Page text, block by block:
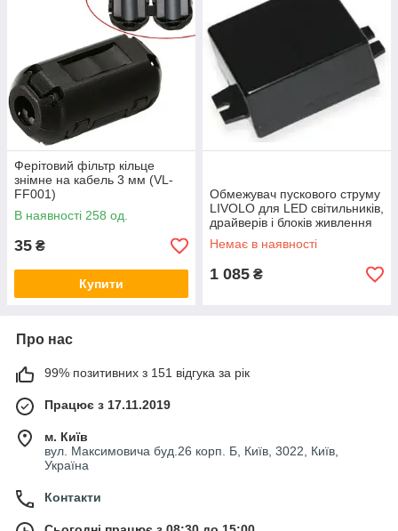
Ферітовий фільтр кільце
знімне на кабель 3 мм (VL-
FF001)
В наявності 258 од.
35 ₴
Купити
Обмежувач пускового струму
LIVOLO для LED світильників,
драйверів і блоків живлення
до 2000 Вт, 10А (VL-PJ02)
Немає в наявності
1 085 ₴
Про нас
99% позитивних з 151 відгука за рік
Працює з 17.11.2019
м. Київ
вул. Максимовича буд.26 корп. Б, Київ, 3022, Київ,
Україна
Контакти